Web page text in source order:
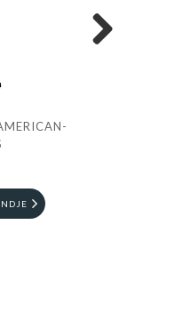
MEY AMOROUS SPACER